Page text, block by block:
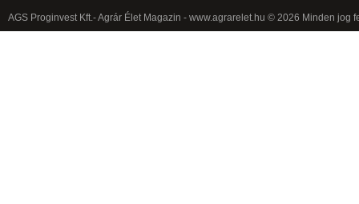
AGS Proginvest Kft.- Agrár Élet Magazin - www.agrarelet.hu © 2026 Minden jog